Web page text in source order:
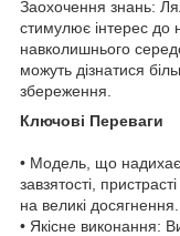
Заохочення знань:
стимулює інтерес до
навколишнього
можуть дізнатися
збереження.
Ключові Переваги
• Модель, що
завзятості,
на великі досягнення.
• Якісне виконання: